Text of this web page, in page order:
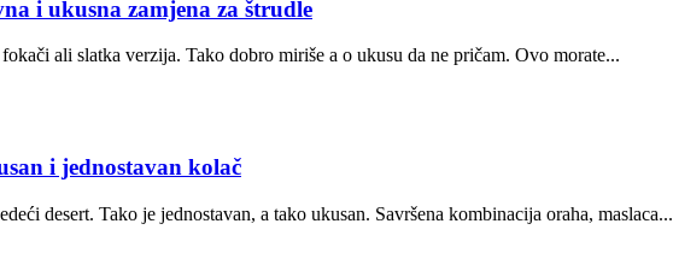
i ukusna zamjena za štrudle
ali slatka verzija. Tako dobro miriše a o ukusu da ne pričam. Ovo morate...
i jednostavan kolač
desert. Tako je jednostavan, a tako ukusan. Savršena kombinacija oraha, maslaca...